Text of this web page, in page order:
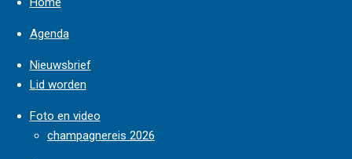
Agenda
Nieuwsbrief
Lid worden
Foto en video
champagnereis 2026